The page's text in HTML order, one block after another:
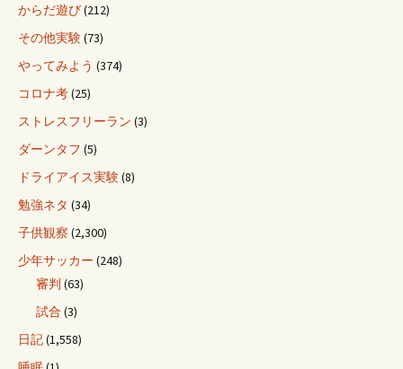
からだ遊び(212)
その他実験(73)
やってみよう (374)
コロナ考(25)
ストレスフリーラン (3)
ダーンタフ (5)
ドライアイス実験(8)
勉強ネタ (34)
子供観察 (2,300)
少年サッカー (248)
審判 (63)
試合 (3)
日記(1,558)